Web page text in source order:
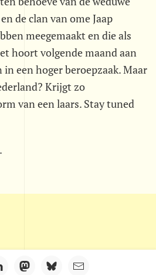
de clan van ome Jaap
meegemaakt en die als
hoort volgende maand aan
een hoger beroepzaak. Maar
Krijgt zo
van een laars. Stay tuned